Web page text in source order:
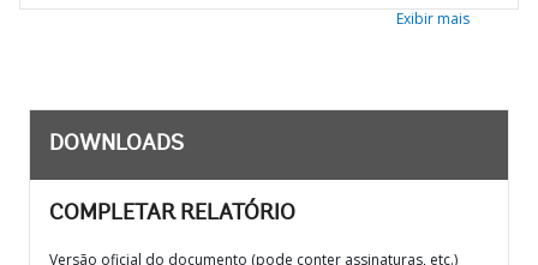
Exibir mais
DOWNLOADS
COMPLETAR RELATÓRIO
Versão oficial do documento (pode conter assinaturas, etc.)